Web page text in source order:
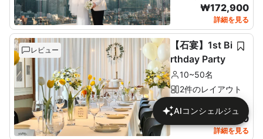
₩172,900
詳細を見る
レビュー
【石宴】1st Bi
rthday Party
10~50名
2件のレイアウト
1人あたり予想価格
137,680
詳細を見る
AIコンシェルジュ